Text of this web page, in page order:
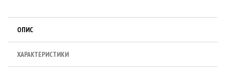
ОПИС
ХАРАКТЕРИСТИКИ